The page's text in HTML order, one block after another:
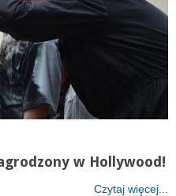
w Hollywood!
Czytaj więcej...